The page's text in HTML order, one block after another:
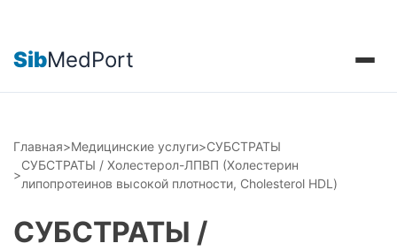
SibMedPort
Главная>Медицинские услуги>СУБСТРАТЫ
>
СУБСТРАТЫ / Холестерол-ЛПВП (Холестерин
липопротеинов высокой плотности, Cholesterol HDL)
СУБСТРАТЫ /